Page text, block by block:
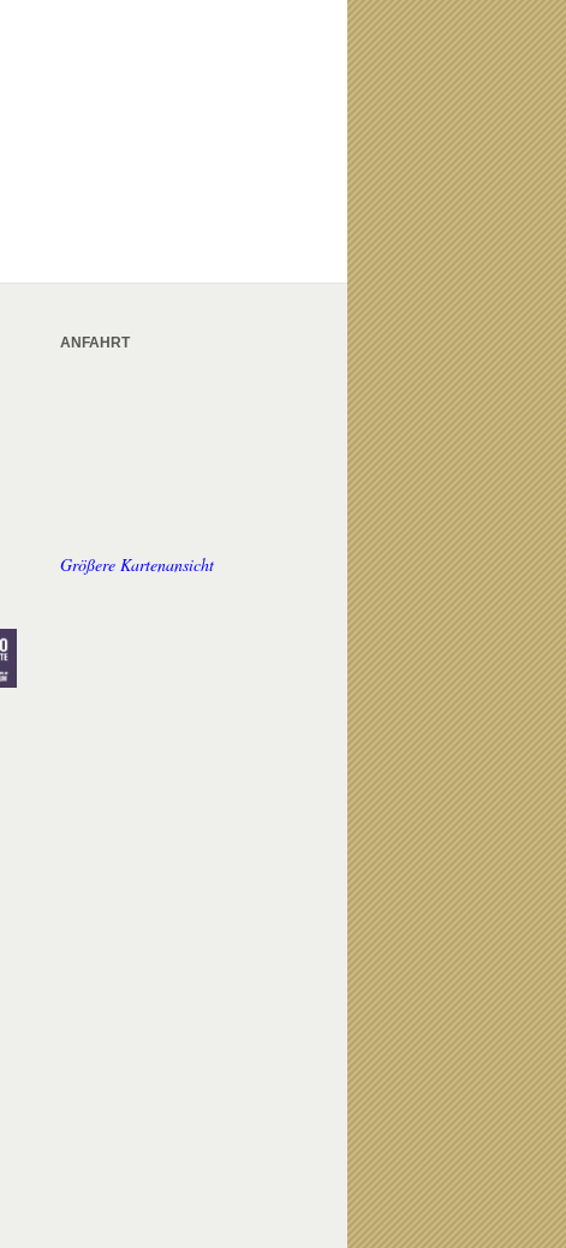
ANFAHRT
Größere Kartenansicht